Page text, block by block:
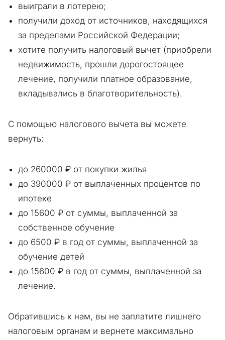
выиграли в лотерею;
получили доход от источников, находящихся
за пределами Российской Федерации;
хотите получить налоговый вычет (приобрели
недвижимость, прошли дорогостоящее
лечение, получили платное образование,
вкладывались в благотворительность).
С помощью налогового вычета вы можете
вернуть:
до 260000 ₽ от покупки жилья
до 390000 ₽ от выплаченных процентов по
ипотеке
до 15600 ₽ от суммы, выплаченной за
собственное обучение
до 6500 ₽ в год от суммы, выплаченной за
обучение детей
до 15600 ₽ в год от суммы, выплаченной за
лечение.
Обратившись к нам, вы не заплатите лишнего
налоговым органам и вернете максимально